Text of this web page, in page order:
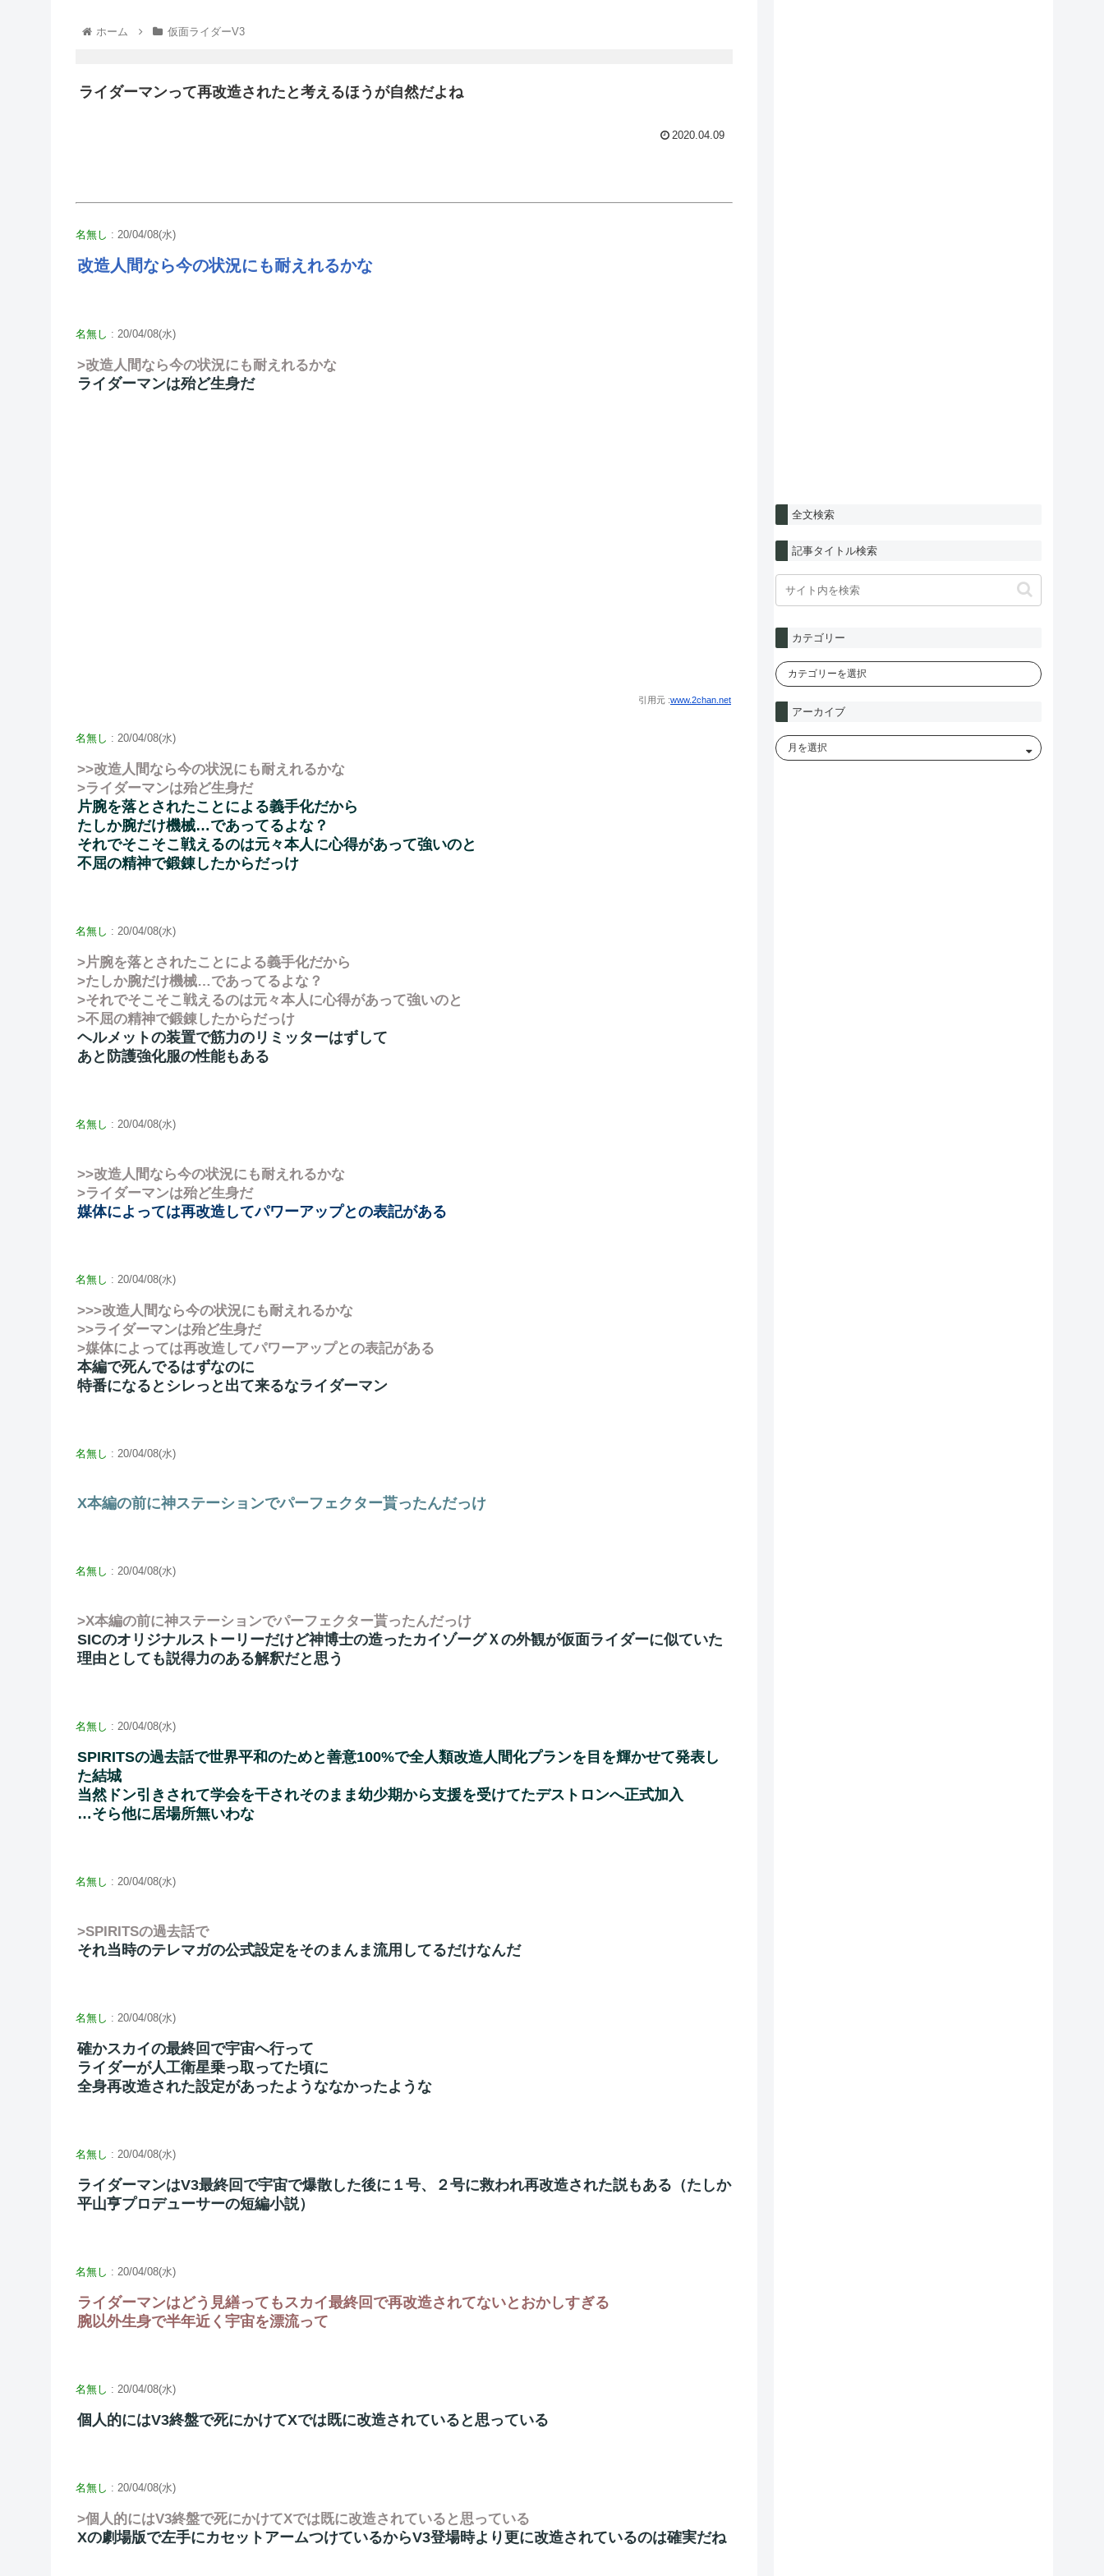
ホーム 仮面ライダーV3
ライダーマンって再改造されたと考えるほうが自然だよね
2020.04.09
名無し : 20/04/08(水)
改造人間なら今の状況にも耐えれるかな
名無し : 20/04/08(水)
>改造人間なら今の状況にも耐えれるかな
ライダーマンは殆ど生身だ
引用元 :www.2chan.net
名無し : 20/04/08(水)
>>改造人間なら今の状況にも耐えれるかな
>ライダーマンは殆ど生身だ
片腕を落とされたことによる義手化だから
たしか腕だけ機械…であってるよな？
それでそこそこ戦えるのは元々本人に心得があって強いのと
不屈の精神で鍛錬したからだっけ
名無し : 20/04/08(水)
>片腕を落とされたことによる義手化だから
>たしか腕だけ機械…であってるよな？
>それでそこそこ戦えるのは元々本人に心得があって強いのと
>不屈の精神で鍛錬したからだっけ
ヘルメットの装置で筋力のリミッターはずして
あと防護強化服の性能もある
名無し : 20/04/08(水)
>>改造人間なら今の状況にも耐えれるかな
>ライダーマンは殆ど生身だ
媒体によっては再改造してパワーアップとの表記がある
名無し : 20/04/08(水)
>>>改造人間なら今の状況にも耐えれるかな
>>ライダーマンは殆ど生身だ
>媒体によっては再改造してパワーアップとの表記がある
本編で死んでるはずなのに
特番になるとシレっと出て来るなライダーマン
名無し : 20/04/08(水)
X本編の前に神ステーションでパーフェクター貰ったんだっけ
名無し : 20/04/08(水)
>X本編の前に神ステーションでパーフェクター貰ったんだっけ
SICのオリジナルストーリーだけど神博士の造ったカイゾーグＸの外観が仮面ライダーに似ていた
理由としても説得力のある解釈だと思う
名無し : 20/04/08(水)
SPIRITSの過去話で世界平和のためと善意100%で全人類改造人間化プランを目を輝かせて発表し
た結城
当然ドン引きされて学会を干されそのまま幼少期から支援を受けてたデストロンへ正式加入
…そら他に居場所無いわな
名無し : 20/04/08(水)
>SPIRITSの過去話で
それ当時のテレマガの公式設定をそのまんま流用してるだけなんだ
名無し : 20/04/08(水)
確かスカイの最終回で宇宙へ行って
ライダーが人工衛星乗っ取ってた頃に
全身再改造された設定があったようななかったような
名無し : 20/04/08(水)
ライダーマンはV3最終回で宇宙で爆散した後に１号、２号に救われ再改造された説もある（たしか
平山亨プロデューサーの短編小説）
名無し : 20/04/08(水)
ライダーマンはどう見繕ってもスカイ最終回で再改造されてないとおかしすぎる
腕以外生身で半年近く宇宙を漂流って
名無し : 20/04/08(水)
個人的にはV3終盤で死にかけてXでは既に改造されていると思っている
名無し : 20/04/08(水)
>個人的にはV3終盤で死にかけてXでは既に改造されていると思っている
Xの劇場版で左手にカセットアームつけているからV3登場時より更に改造されているのは確実だね
全文検索
記事タイトル検索
カテゴリー
アーカイブ